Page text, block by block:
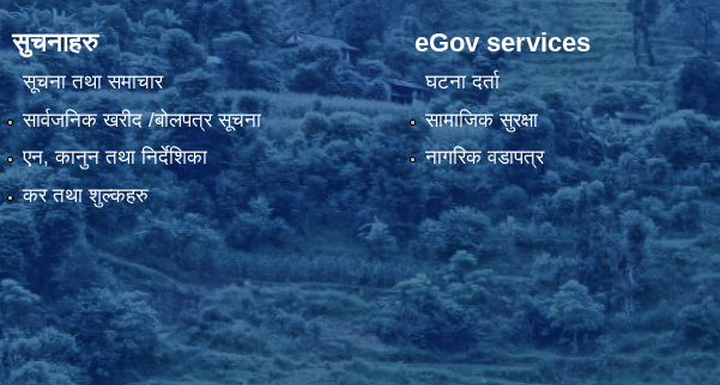
सुचनाहरु
सूचना तथा समाचार
सार्वजनिक खरीद /बोलपत्र सूचना
एन, कानुन तथा निर्देशिका
कर तथा शुल्कहरु
eGov services
घटना दर्ता
सामाजिक सुरक्षा
नागरिक वडापत्र